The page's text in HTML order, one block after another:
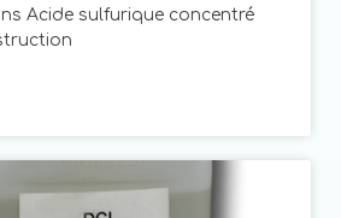
Acide sulfurique concentré